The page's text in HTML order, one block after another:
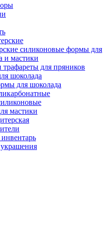
силиконовые формы для
и мастики
для пряников
шоколада
для шоколада
мастики